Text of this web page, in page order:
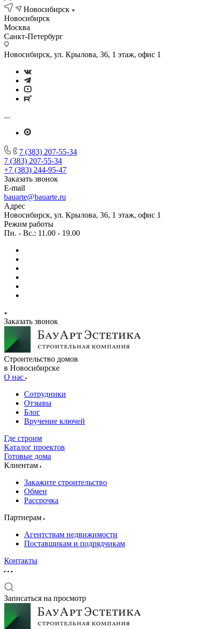
Новосибирск
Новосибирск
Москва
Санкт-Петербург
Новосибирск, ул. Крылова, 36, 1 этаж, офис 1
...
7 (383) 207-55-34
7 (383) 207-55-34
+7 (383) 244-95-47
Заказать звонок
E-mail
bauarte@bauarte.ru
Адрес
Новосибирск, ул. Крылова, 36, 1 этаж, офис 1
Режим работы
Пн. - Вс.: 11.00 - 19.00
Заказать звонок
Строительство домов
в Новосибирске
О нас
Сотрудники
Отзывы
Блог
Вручение ключей
Где строим
Каталог проектов
Готовые дома
Клиентам
Закажите строительство
Обмен
Рассрочка
Партнерам
Агентствам недвижимости
Поставщикам и подрядчикам
Контакты
Записаться на просмотр